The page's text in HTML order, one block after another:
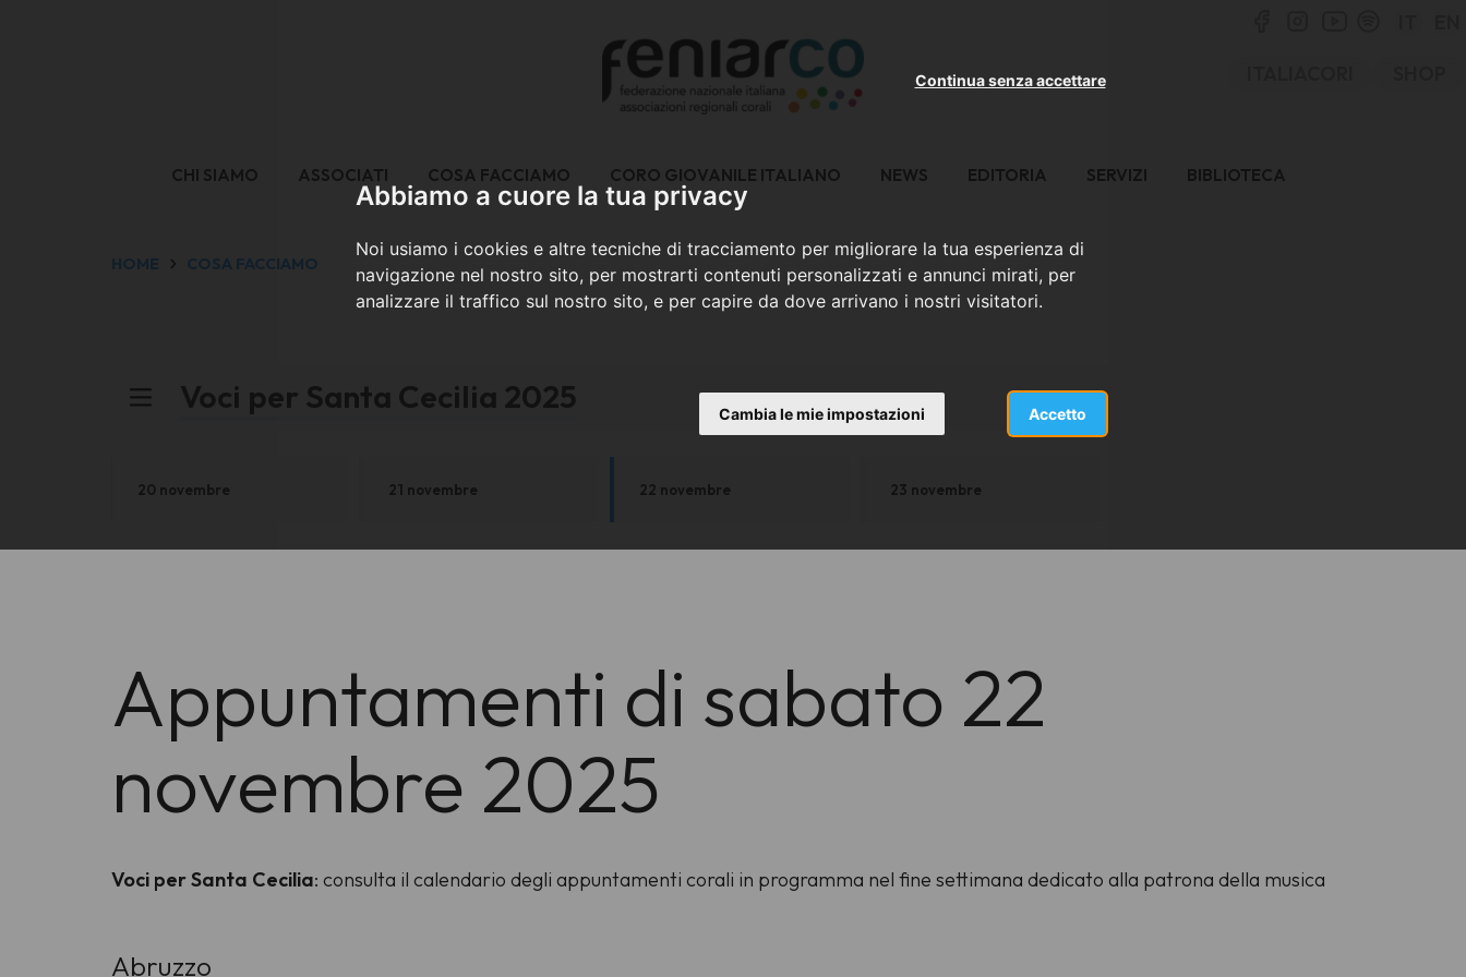
Abbiamo a cuore la tua privacy
Noi usiamo i cookies e altre tecniche di tracciamento per migliorare la tua esperienza di
navigazione nel nostro sito, per mostrarti contenuti personalizzati e annunci mirati, per
analizzare il traffico sul nostro sito, e per capire da dove arrivano i nostri visitatori.
Accetto
Continua senza accettare
Cambia le mie impostazioni
CHI SIAMO ASSOCIATI COSA FACCIAMO CORO GIOVANILE ITALIANO NEWS EDITORIA SERVIZI BIBLIOTECA
HOME COSA FACCIAMO
Voci per Santa Cecilia 2025
20 novembre 21 novembre 22 novembre 23 novembre
Appuntamenti di sabato 22
novembre 2025
Voci per Santa Cecilia: consulta il calendario degli appuntamenti corali in programma nel fine settimana dedicato alla patrona della musica
Abruzzo